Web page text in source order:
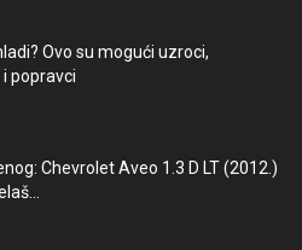
Ovo su mogući uzroci,
popravci
Chevrolet Aveo 1.3 D LT (2012.)